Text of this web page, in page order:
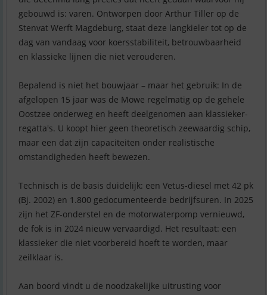
gebouwd is: varen. Ontworpen door Arthur Tiller op de
Stenvat Werft Magdeburg, staat deze langkieler tot op de
dag van vandaag voor koersstabiliteit, betrouwbaarheid
en klassieke lijnen die niet verouderen.
Bepalend is niet het bouwjaar – maar het gebruik: In de
afgelopen 15 jaar was de Möwe regelmatig op de gehele
Oostzee onderweg en heeft deelgenomen aan klassieker-
regatta's. U koopt hier geen theoretisch zeewaardig schip,
maar een dat zijn capaciteiten onder realistische
omstandigheden heeft bewezen.
Technisch is de basis duidelijk: een Vetus-diesel met 42 pk
(Bj. 2002) en 1.800 gedocumenteerde bedrijfsuren. In 2025
zijn het ZF-onderstel en de motorwaterpomp vernieuwd,
de fok is in 2024 nieuw vervaardigd. Het resultaat: een
klassieker die niet voorbereid hoeft te worden, maar
zeilklaar is.
Aan boord vindt u de noodzakelijke uitrusting voor